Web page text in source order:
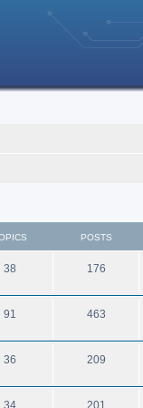
POSTS
38 176
91 463
36 209
34 201